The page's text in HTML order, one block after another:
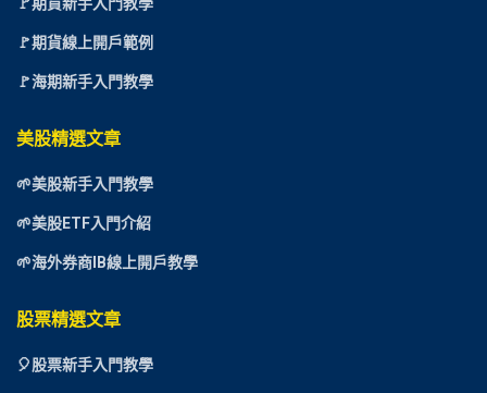
🚩期貨線上開戶範例
🚩海期新手入門教學
美股精選文章
🌱美股新手入門教學
🌱美股ETF入門介紹
🌱海外券商IB線上開戶教學
股票精選文章
🎈股票新手入門教學